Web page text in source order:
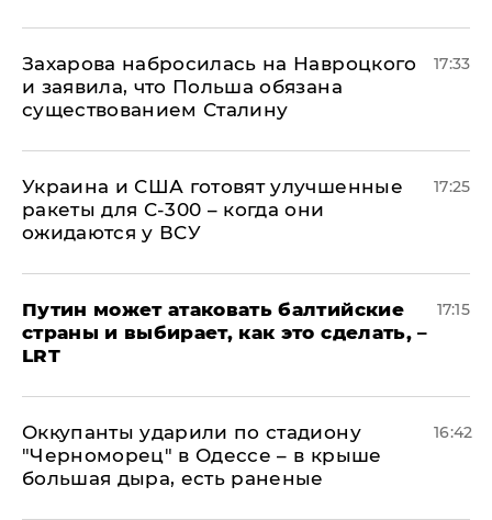
​Захарова набросилась на Навроцкого
и заявила, что Польша обязана
существованием Сталину
17:33
Украина и США готовят улучшенные
ракеты для С-300 – когда они
ожидаются у ВСУ
17:25
Путин может атаковать балтийские
страны и выбирает, как это сделать, –
LRT
17:15
Оккупанты ударили по стадиону
"Черноморец" в Одессе – в крыше
большая дыра, есть раненые
16:42